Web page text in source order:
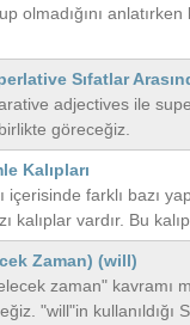
olmadığını
Sıfatlar
adjectives ile
göreceğiz.
Kalıpları
içerisinde farklı bazı
kalıplar vardır. Bu
Zaman) (will)
zaman" kavramı
"will"in kullanıldığı